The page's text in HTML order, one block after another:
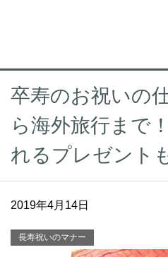
卒寿のお祝いの
ら海外旅行まで
れるプレゼント
2019年4月14日
長寿祝いのマナー